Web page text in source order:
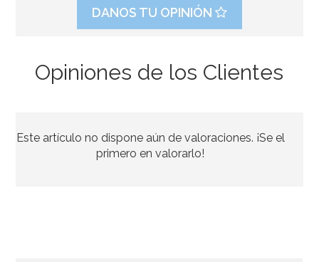
14,95€ 14,95€
DANOS TU OPINIÓN
Opiniones de los Clientes
Este artículo no dispone aún de valoraciones. ¡Se el
primero en valorarlo!